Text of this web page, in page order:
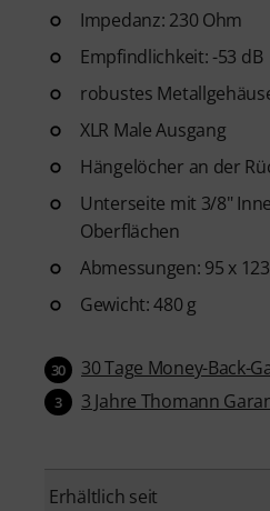
Impedanz: 230 Ohm
Empfindlichkeit: -53 dB
robustes
XLR Male Ausgang
Hängelöcher an der
Unterseite mit 3/8"
Oberflächen
Abmessungen: 95 x
Gewicht: 480 g
30 30 Tage Money-Back-
3 3 Jahre Thomann
Erhältlich seit